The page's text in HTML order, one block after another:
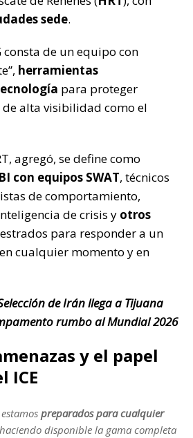
sede.
consta de un equipo con
herramientas
para proteger
alta visibilidad como el
agregó, se define como
con equipos SWAT, técnicos
de comportamiento,
de crisis y otros
para responder a un
en cualquier momento y en
de Irán llega a Tijuana
rumbo al Mundial 2026
y el papel
ICE
preparados para cualquier
disponible la gama completa